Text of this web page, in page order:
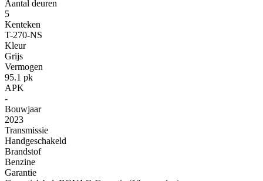
Aantal deuren
5
Kenteken
T-270-NS
Kleur
Grijs
Vermogen
95.1 pk
APK
-
Bouwjaar
2023
Transmissie
Handgeschakeld
Brandstof
Benzine
Garantie